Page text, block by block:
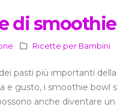
di
Ricette per Bambini
pasti più importanti
e gusto, i smoothie bowl
anche diventare